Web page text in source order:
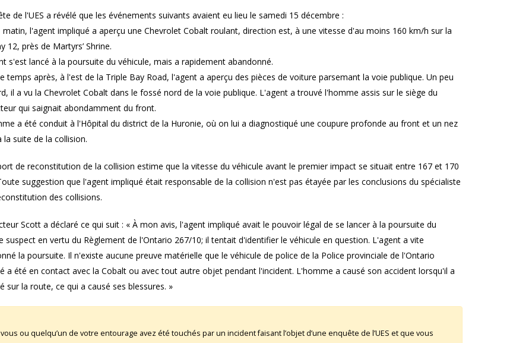
de l'UES a révélé que les événements suivants avaient eu lieu le samedi 15 décembre :
matin, l'agent impliqué a aperçu une Chevrolet Cobalt roulant, direction est, à une vitesse d'au moins 160 km/h sur la
12, près de Martyrs’ Shrine.
s'est lancé à la poursuite du véhicule, mais a rapidement abandonné.
temps après, à l'est de la Triple Bay Road, l'agent a aperçu des pièces de voiture parsemant la voie publique. Un peu
il a vu la Chevrolet Cobalt dans le fossé nord de la voie publique. L'agent a trouvé l'homme assis sur le siège du
qui saignait abondamment du front.
a été conduit à l'Hôpital du district de la Huronie, où on lui a diagnostiqué une coupure profonde au front et un nez
la suite de la collision.
de reconstitution de la collision estime que la vitesse du véhicule avant le premier impact se situait entre 167 et 170
suggestion que l'agent impliqué était responsable de la collision n'est pas étayée par les conclusions du spécialiste
des collisions.
Scott a déclaré ce qui suit : « À mon avis, l'agent impliqué avait le pouvoir légal de se lancer à la poursuite du
suspect en vertu du Règlement de l'Ontario 267/10; il tentait d'identifier le véhicule en question. L'agent a vite
la poursuite. Il n'existe aucune preuve matérielle que le véhicule de police de la Police provinciale de l'Ontario
a été en contact avec la Cobalt ou avec tout autre objet pendant l'incident. L'homme a causé son accident lorsqu'il a
sur la route, ce qui a causé ses blessures. »
ou quelqu’un de votre entourage avez été touchés par un incident faisant l’objet d’une enquête de l’UES et que vous